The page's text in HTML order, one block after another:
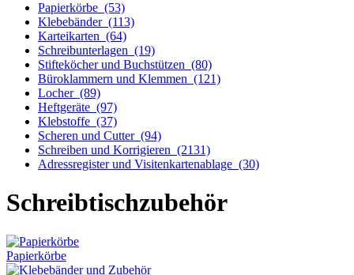
Papierkörbe (53)
Klebebänder (113)
Karteikarten (64)
Schreibunterlagen (19)
Stifteköcher und Buchstützen (80)
Büroklammern und Klemmen (121)
Locher (89)
Heftgeräte (97)
Klebstoffe (37)
Scheren und Cutter (94)
Schreiben und Korrigieren (2131)
Adressregister und Visitenkartenablage (30)
Schreibtischzubehör
Papierkörbe